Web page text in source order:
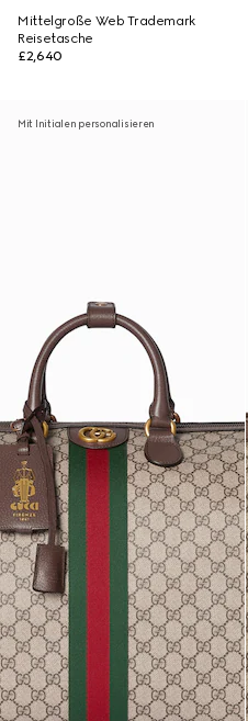
Mittelgroße Web Trademark
Reisetasche
£2,640
Mit Initialen personalisieren